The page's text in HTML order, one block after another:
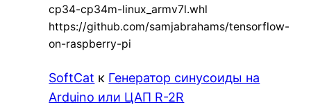
cp34-cp34m-linux_armv7l.whl
https://github.com/samjabrahams/tensorflow-
on-raspberry-pi
SoftCat к Генератор синусоиды на
Arduino или ЦАП R-2R